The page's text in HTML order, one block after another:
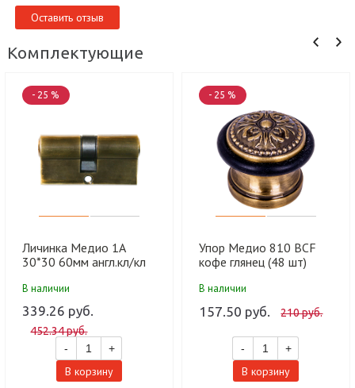
Оставить отзыв
Комплектующие
- 25 %
Личинка Медио 1А
30*30 60мм англ.кл/кл
В наличии
339.26 руб.
452.34 руб.
-
+
В корзину
- 25 %
Упор Медио 810 BCF
кофе глянец (48 шт)
В наличии
157.50 руб. 210 руб.
- +
В корзину